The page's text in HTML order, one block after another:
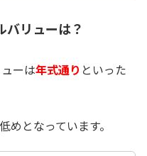
バリューは？
ーは年式通り といった
めとなっています。